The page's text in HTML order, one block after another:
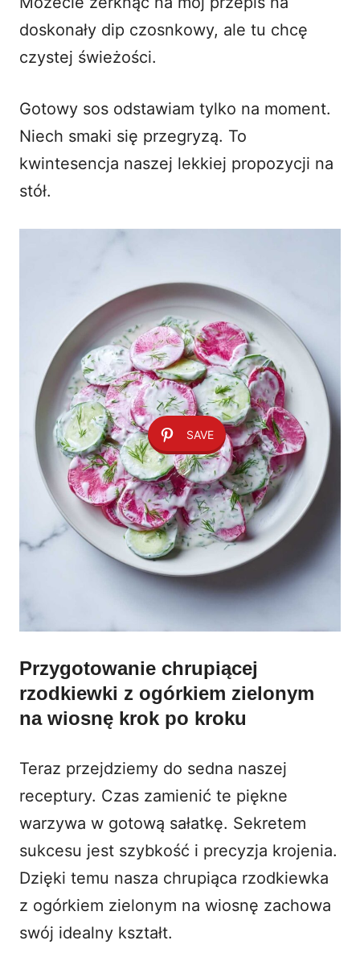
doskonały dip czosnkowy, ale tu chcę
czystej świeżości.
Gotowy sos odstawiam tylko na moment.
Niech smaki się przegryzą. To
kwintesencja naszej lekkiej propozycji na
stół.
SAVE
Przygotowanie chrupiącej
rzodkiewki z ogórkiem zielonym
na wiosnę krok po kroku
Teraz przejdziemy do sedna naszej
receptury. Czas zamienić te piękne
warzywa w gotową sałatkę. Sekretem
sukcesu jest szybkość i precyzja krojenia.
Dzięki temu nasza chrupiąca rzodkiewka
z ogórkiem zielonym na wiosnę zachowa
swój idealny kształt.